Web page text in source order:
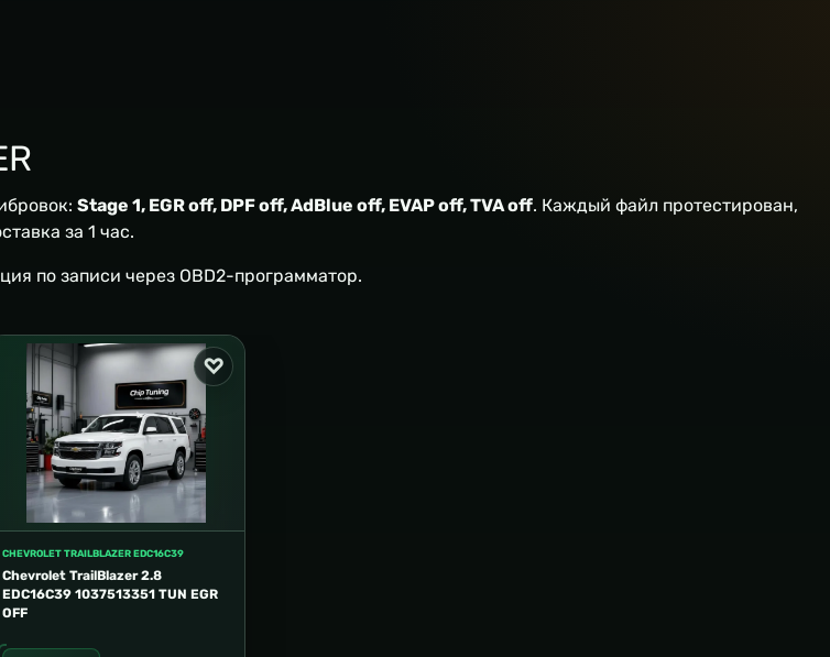
Stage 1, EGR off, DPF off, AdBlue off, EVAP off, TVA off. Каждый файл протестирован,
за 1 час.
по записи через OBD2-программатор.
CHEVROLET TRAILBLAZER EDC16C39
Chevrolet TrailBlazer 2.8
EDC16C39 1037513351 TUN EGR
OFF